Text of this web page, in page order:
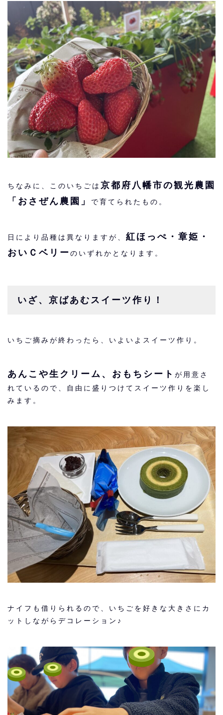
ちなみに、このいちごは 京都府八幡市の観光農園
「おさぜん農園」
で育てられたもの。
日により品種は異なりますが、 紅ほっぺ・章姫・
おいＣベリーのいずれかとなります。
いざ、京ばあむスイーツ作り！
いちご摘みが終わったら、いよいよスイーツ作り。
あんこや生クリーム、おもちシート が用意さ
れているので、自由に盛りつけてスイーツ作りを楽し
みます。
ナイフも借りられるので、いちごを好きな大きさにカ
ットしながらデコレーション♪